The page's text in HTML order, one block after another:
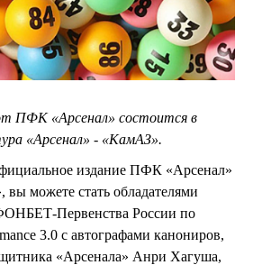
ПФК «Арсенал» состоится в
«Арсенал» - «КамАЗ».
издание ПФК «Арсенал»
можете стать обладателями
Первенства России по
3.0 с автографами канониров,
«Арсенала» Анри Хагуша,